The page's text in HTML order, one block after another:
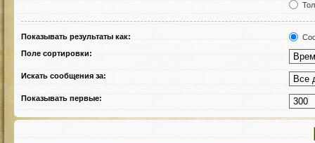
Показывать результаты как:
Поле сортировки:
Искать сообщения за:
Показывать первые: